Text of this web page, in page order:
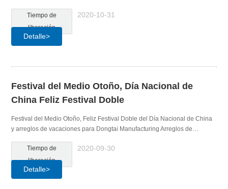
aprobó con éxito la inspección panorámica de fábrica de 360 grados y
obtuvo la certificación relevante.
Tiempo de
liberación
2020-10-31
Detalle>
Festival del Medio Otoño, Día Nacional de
China Feliz Festival Doble
Festival del Medio Otoño, Feliz Festival Doble del Día Nacional de China
y arreglos de vacaciones para Dongtai Manufacturing Arreglos de
Tiempo de
liberación
2020-09-30
Detalle>